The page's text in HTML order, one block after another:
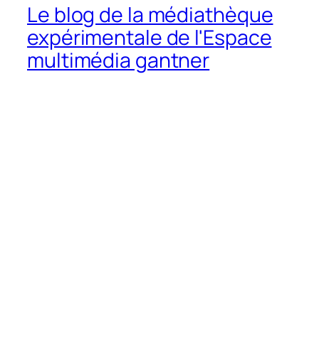
Le blog de la médiathèque
expérimentale de l'Espace
multimédia gantner